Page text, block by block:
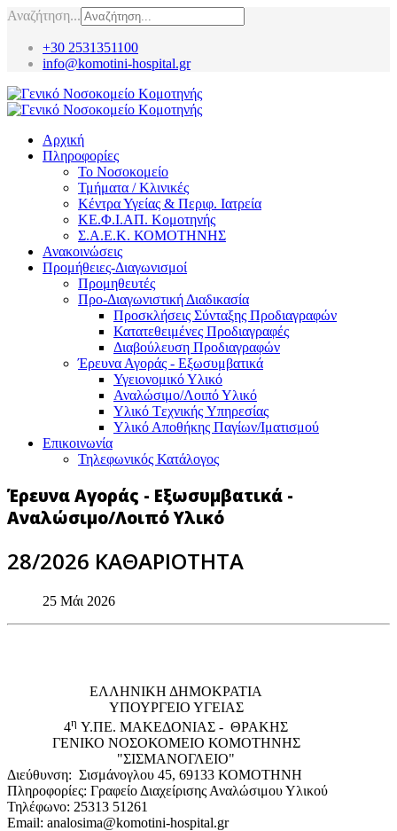
Αναζήτηση...
+30 2531351100
info@komotini-hospital.gr
Αρχική
Πληροφορίες
Το Νοσοκομείο
Τμήματα / Κλινικές
Κέντρα Υγείας & Περιφ. Ιατρεία
ΚΕ.Φ.Ι.ΑΠ. Κομοτηνής
Σ.Α.Ε.Κ. ΚΟΜΟΤΗΝΗΣ
Ανακοινώσεις
Προμήθειες-Διαγωνισμοί
Προμηθευτές
Προ-Διαγωνιστική Διαδικασία
Προσκλήσεις Σύνταξης Προδιαγραφών
Κατατεθειμένες Προδιαγραφές
Διαβούλευση Προδιαγραφών
Έρευνα Αγοράς - Εξωσυμβατικά
Υγειονομικό Υλικό
Αναλώσιμο/Λοιπό Υλικό
Υλικό Tεχνικής Yπηρεσίας
Υλικό Αποθήκης Παγίων/Ιματισμού
Επικοινωνία
Τηλεφωνικός Κατάλογος
Έρευνα Αγοράς - Εξωσυμβατικά -
Αναλώσιμο/Λοιπό Υλικό
28/2026 ΚΑΘΑΡΙΟΤΗΤΑ
25 Μάι 2026
EΛΛΗΝΙΚΗ ΔΗΜΟΚΡΑΤΙΑ
ΥΠΟΥΡΓΕΙΟ ΥΓΕΙΑΣ
4η Υ.ΠΕ. ΜΑΚΕΔΟΝΙΑΣ - ΘΡΑΚΗΣ
ΓΕΝΙΚΟ NΟΣΟΚΟΜΕΙΟ ΚΟΜΟΤΗΝΗΣ
"ΣΙΣΜΑΝΟΓΛΕΙΟ"
Διεύθυνση: Σισμάνογλου 45, 69133 ΚΟΜΟΤΗΝΗ
Πληροφορίες: Γραφείο Διαχείρισης Αναλώσιμου Υλικού
Τηλέφωνο: 25313 51261
Email: analosima@komotini-hospital.gr